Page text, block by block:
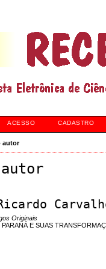
ACESSO CADASTRO
autor
Originais
E SUAS